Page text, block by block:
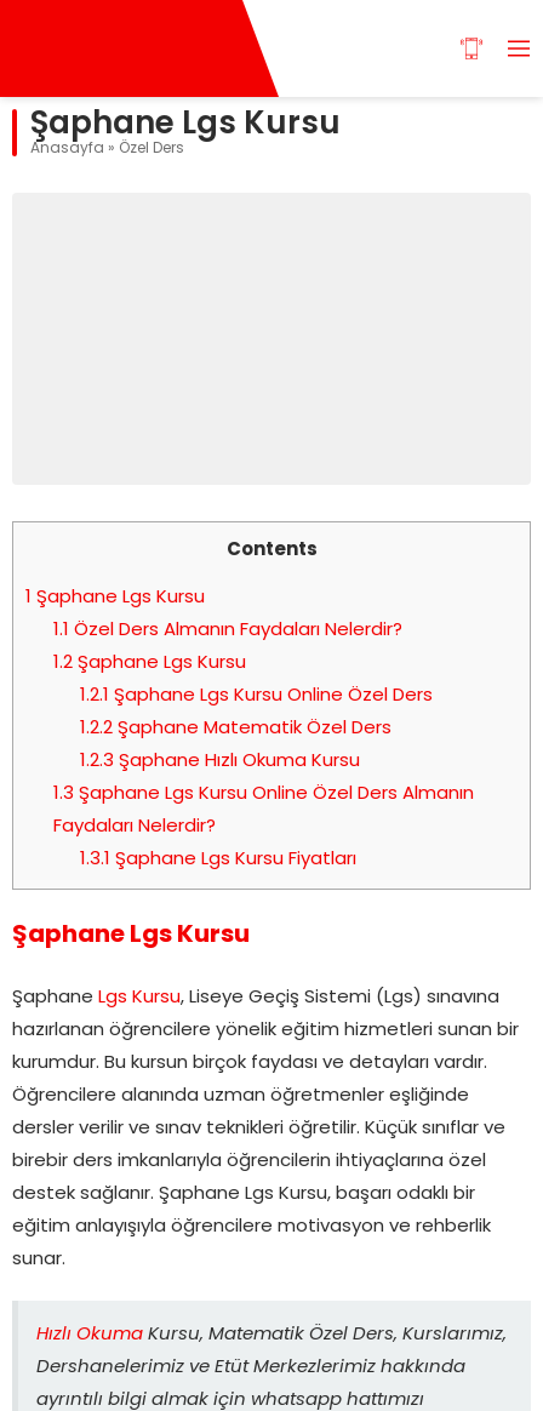
Şaphane Lgs Kursu
Anasayfa » Özel Ders
Contents
1 Şaphane Lgs Kursu
1.1 Özel Ders Almanın Faydaları Nelerdir?
1.2Şaphane Lgs Kursu
1.2.1 Şaphane Lgs Kursu Online Özel Ders
1.2.2 Şaphane Matematik Özel Ders
1.2.3 Şaphane Hızlı Okuma Kursu
1.3 Şaphane Lgs Kursu Online Özel Ders Almanın
Faydaları Nelerdir?
1.3.1 Şaphane Lgs Kursu Fiyatları
Şaphane Lgs Kursu
Şaphane Lgs Kursu, Liseye Geçiş Sistemi (Lgs) sınavına
hazırlanan öğrencilere yönelik eğitim hizmetleri sunan bir
kurumdur. Bu kursun birçok faydası ve detayları vardır.
Öğrencilere alanında uzman öğretmenler eşliğinde
dersler verilir ve sınav teknikleri öğretilir. Küçük sınıflar ve
birebir ders imkanlarıyla öğrencilerin ihtiyaçlarına özel
destek sağlanır. Şaphane Lgs Kursu, başarı odaklı bir
eğitim anlayışıyla öğrencilere motivasyon ve rehberlik
sunar.
Hızlı Okuma Kursu, Matematik Özel Ders, Kurslarımız,
Dershanelerimiz ve Etüt Merkezlerimiz hakkında
ayrıntılı bilgi almak için whatsapp hattımızı